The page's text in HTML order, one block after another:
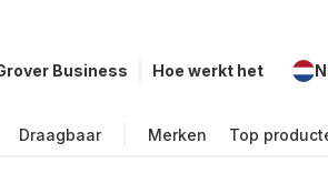
Business Hoe werkt het
Draagbaar Merken Top